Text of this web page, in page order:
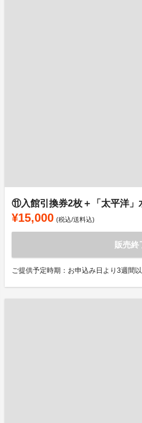
⑪入館引換券2枚＋「太平洋」
¥15,000 (税込/送料込)
販売終
ご提供予定時期：お申込み日より3週間